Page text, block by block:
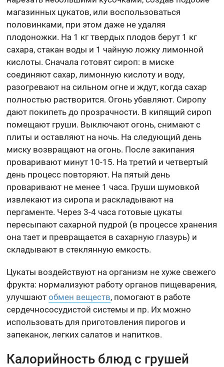
магазинных цукатов, или воспользоваться
половинками, при этом даже не удаляя
плодоножки. На 1 кг твердых плодов берут 1 кг
сахара, стакан воды и 1 чайную ложку лимонной
кислоты. Сначала готовят сироп: в миске
соединяют сахар, лимонную кислоту и воду,
разогревают на сильном огне и ждут, когда сахар
полностью растворится. Огонь убавляют. Сиропу
дают покипеть до прозрачности. В кипящий сироп
помещают груши. Выключают огонь, снимают с
плиты и оставляют на ночь. На следующий день
миску возвращают на огонь. После закипания
проваривают минут 10-15. На третий и четвертый
день процесс повторяют. На пятый день
проваривают не менее 1 часа. Груши шумовкой
извлекают из сиропа и раскладывают на
пергаменте. Через 3-4 часа готовые цукаты
пересыпают сахарной пудрой (в процессе хранения
она тает и превращается в сахарную глазурь) и
складывают в стеклянную емкость.
Цукаты воздействуют на организм не хуже свежего
фрукта: нормализуют работу органов пищеварения,
улучшаютобмен веществ, помогают в работе
сердечнососудистой системы и пр. Их можно
использовать для приготовления пирогов и
запеканок, легких салатов и напитков.
Калорийность блюд с грушей